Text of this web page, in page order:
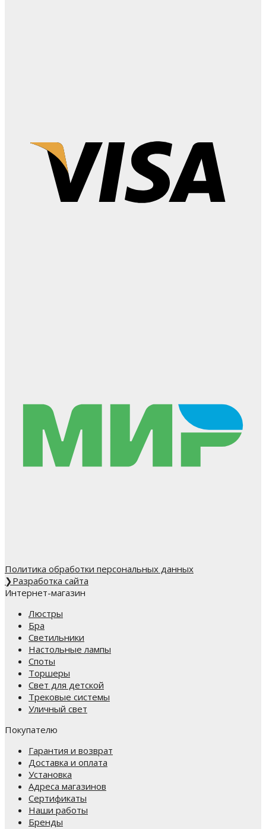
Политика обработки персональных данных
❯Разработка сайта
Интернет-магазин
Люстры
Бра
Светильники
Настольные лампы
Споты
Торшеры
Свет для детской
Трековые системы
Уличный свет
Покупателю
Гарантия и возврат
Доставка и оплата
Установка
Адреса магазинов
Сертификаты
Наши работы
Бренды